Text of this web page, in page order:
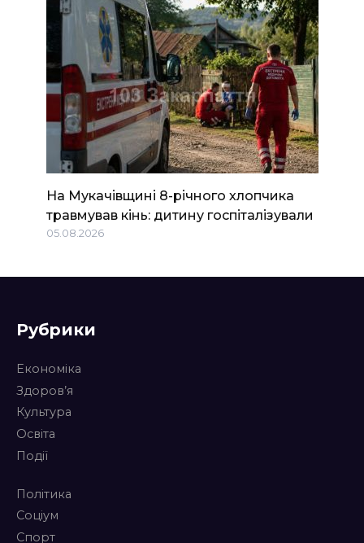
На Мукачівщині 8-річного хлопчика
травмував кінь: дитину госпіталізували
05.08.2026
Рубрики
Економіка
Здоров’я
Культура
Освіта
Події
Політика
Соціум
Спорт